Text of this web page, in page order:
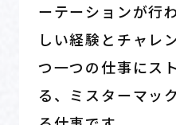
ーテーションが行
しい経験とチャレ
つ一つの仕事にス
る、ミスターマッ